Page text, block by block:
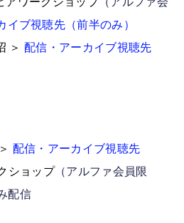
イブ視聴先（前半のみ）
＞配信・アーカイブ視聴先
配信・アーカイブ視聴先
ショップ（アルファ会員限
配信